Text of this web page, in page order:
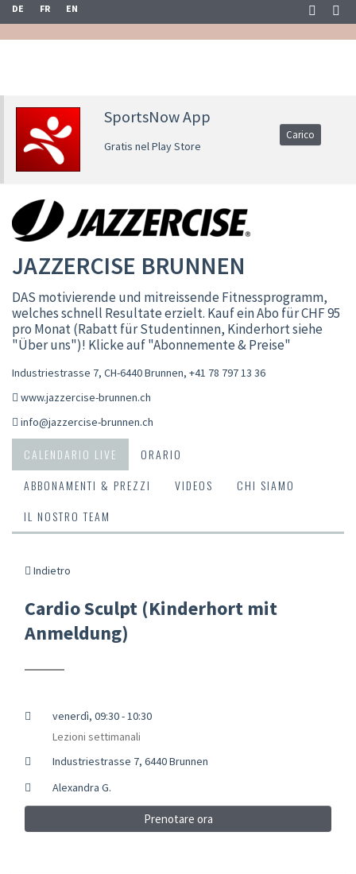
DE FR EN
SportsNow App
Gratis nel Play Store
Carico
JAZZERCISE BRUNNEN
DAS motivierende und mitreissende Fitnessprogramm,
welches schnell Resultate erzielt. Kauf ein Abo für CHF 95
pro Monat (Rabatt für Studentinnen, Kinderhort siehe
"Über uns")! Klicke auf "Abonnemente & Preise"
Industriestrasse 7, CH-6440 Brunnen, +41 78 797 13 36
www.jazzercise-brunnen.ch
info@jazzercise-brunnen.ch
CALENDARIO LIVE
ORARIO
ABBONAMENTI & PREZZI
VIDEOS
CHI SIAMO
IL NOSTRO TEAM
Indietro
Cardio Sculpt (Kinderhort mit
Anmeldung)
venerdì, 09:30 - 10:30
Lezioni settimanali
Industriestrasse 7, 6440 Brunnen
Alexandra G.
Prenotare ora